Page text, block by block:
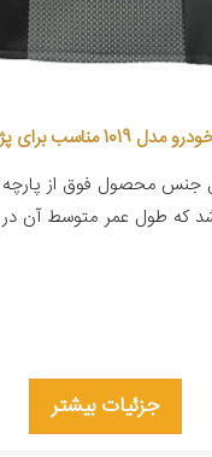
برای پژو 405
محصول فوق از پارچه
که طول عمر متوسط آن در
جزئیات بیشتر